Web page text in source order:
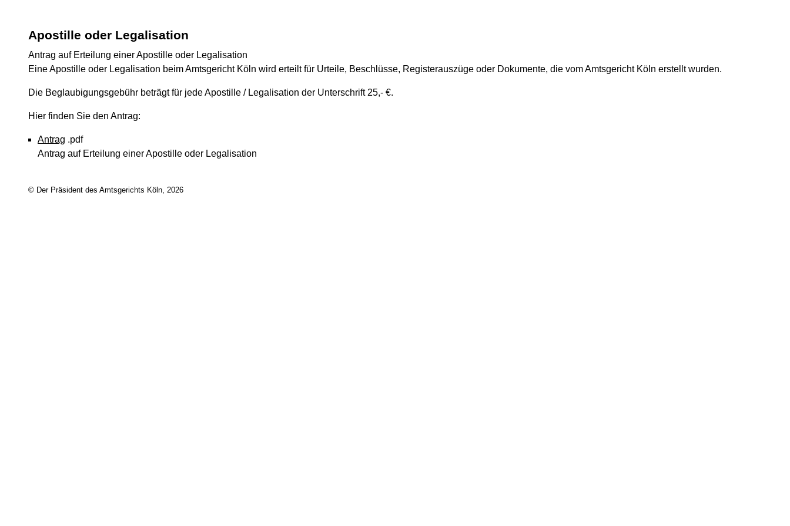
Apostille oder Legalisation
Antrag auf Erteilung einer Apostille oder Legalisation
Eine Apostille oder Legalisation beim Amtsgericht Köln wird erteilt für Urteile, Beschlüsse, Registerauszüge oder Dokumente, die vom Amtsgericht Köln erstellt wurden.
Die Beglaubigungsgebühr beträgt für jede Apostille / Legalisation der Unterschrift 25,- €.
Hier finden Sie den Antrag:
Antrag .pdf
Antrag auf Erteilung einer Apostille oder Legalisation
© Der Präsident des Amtsgerichts Köln, 2026